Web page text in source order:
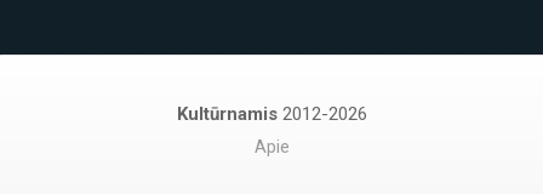
Kultūrnamis 2012-2026
Apie